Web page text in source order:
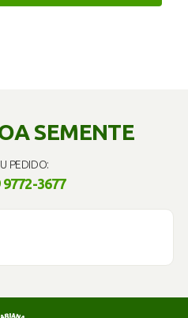
SEMENTE
PEDIDO:
9772-3677